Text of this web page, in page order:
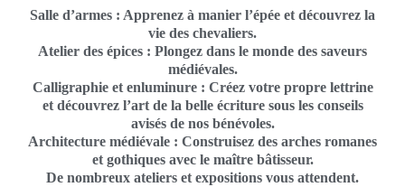
Salle d’armes : Apprenez à manier l’épée et découvrez la
vie des chevaliers.
Atelier des épices : Plongez dans le monde des saveurs
médiévales.
Calligraphie et enluminure : Créez votre propre lettrine
et découvrez l’art de la belle écriture sous les conseils
avisés de nos bénévoles.
Architecture médiévale : Construisez des arches romanes
et gothiques avec le maître bâtisseur.
De nombreux ateliers et expositions vous attendent.